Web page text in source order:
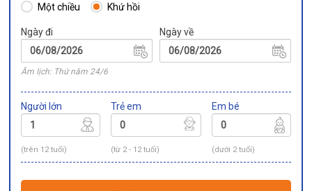
Một chiều Khứ hồi
Ngày đi
Âm lịch: Thứ năm 24/6
Ngày về
Người lớn
(trên 12 tuổi)
Trẻ em
(từ 2 - 12 tuổi)
Em bé
(dưới 2 tuổi)